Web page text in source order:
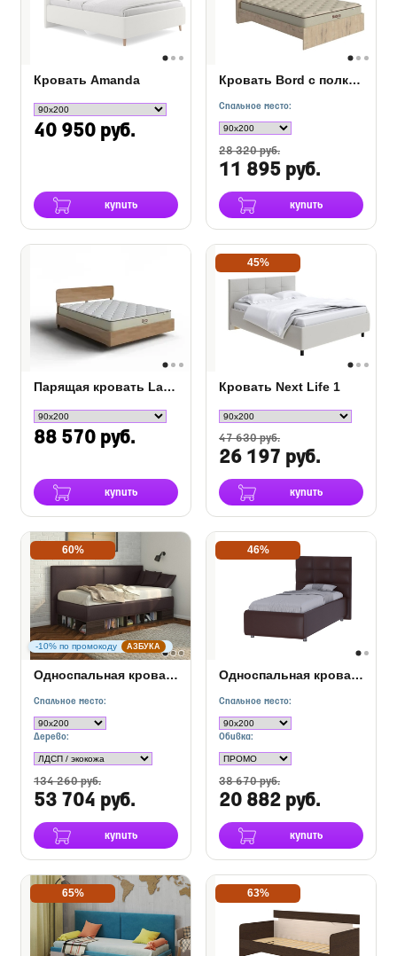
Кровать Amanda
40 950 руб.
купить
Кровать Bord с полкой
Спальное место:
28 320 руб.
11 895 руб.
купить
Парящая кровать Lawn
88 570 руб.
купить
45%
Кровать Next Life 1
47 630 руб.
26 197 руб.
купить
-10% по промокоду АЗБУКА
60%
Односпальная кровать тахта Lancaster 1 с ПМ
Спальное место:
Дерево:
134 260 руб.
53 704 руб.
купить
46%
Односпальная кровать Como (Veda) 8
Спальное место:
Обивка:
38 670 руб.
20 882 руб.
купить
65% 63%